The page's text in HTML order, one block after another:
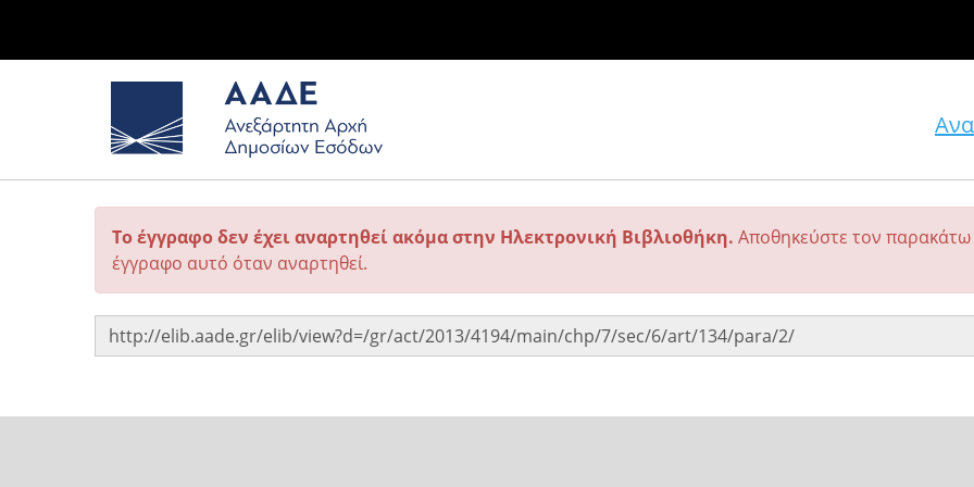
Το έγγραφο δεν έχει αναρτηθεί ακόμα στην Ηλεκτρονική Βιβλιοθήκη. Αποθηκεύστε τον
έγγραφο αυτό όταν αναρτηθεί.